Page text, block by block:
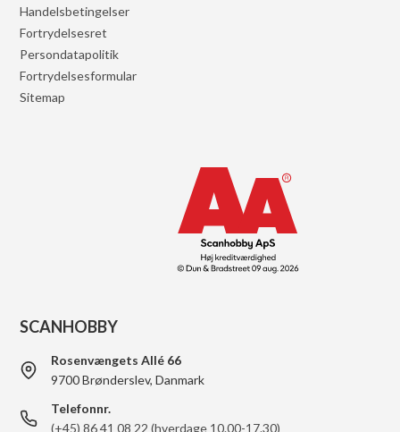
Handelsbetingelser
Fortrydelsesret
Persondatapolitik
Fortrydelsesformular
Sitemap
SCANHOBBY
Rosenvængets Allé 66
9700 Brønderslev, Danmark
Telefonnr.
(+45) 86 41 08 22 (hverdage 10.00-17.30)